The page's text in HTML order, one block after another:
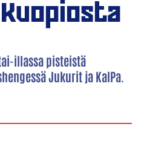
illassa pisteistä
Jukurit ja KalPa.